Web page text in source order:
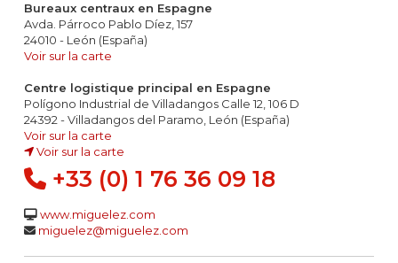
Bureaux centraux en Espagne
Avda. Párroco Pablo Díez, 157
24010 - León (España)
Voir sur la carte
Centre logistique principal en Espagne
Polígono Industrial de Villadangos Calle 12, 106 D
24392 - Villadangos del Paramo, León (España)
Voir sur la carte
Voir sur la carte
+33 (0) 1 76 36 09 18
www.miguelez.com
miguelez@miguelez.com